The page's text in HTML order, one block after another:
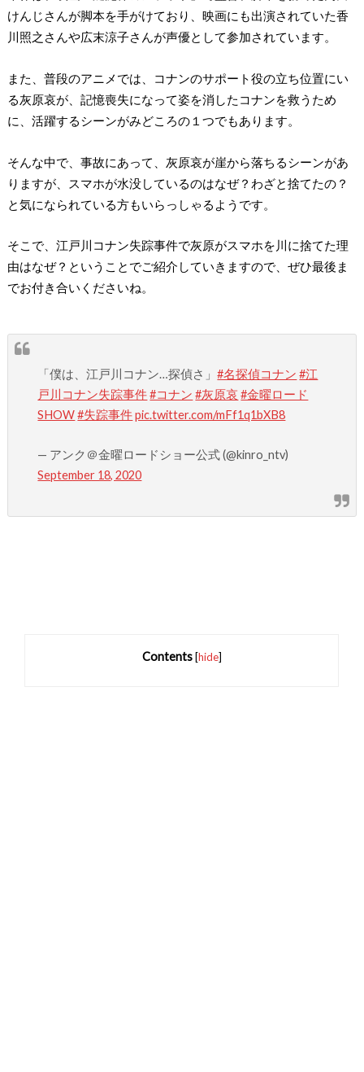
けんじさんが脚本を手がけており、映画にも出演されていた香
川照之さんや広末涼子さんが声優として参加されています。
また、普段のアニメでは、コナンのサポート役の立ち位置にい
る灰原哀が、記憶喪失になって姿を消したコナンを救うため
に、活躍するシーンがみどころの１つでもあります。
そんな中で、事故にあって、灰原哀が崖から落ちるシーンがあ
りますが、スマホが水没しているのはなぜ？わざと捨てたの？
と気になられている方もいらっしゃるようです。
そこで、江戸川コナン失踪事件で灰原がスマホを川に捨てた理
由はなぜ？ということでご紹介していきますので、ぜひ最後ま
でお付き合いくださいね。
「僕は、江戸川コナン…探偵さ」#名探偵コナン #江
戸川コナン失踪事件 #コナン #灰原哀 #金曜ロード
SHOW #失踪事件 pic.twitter.com/mFf1q1bXB8
— アンク＠金曜ロードショー公式 (@kinro_ntv)
September 18, 2020
Contents [hide]